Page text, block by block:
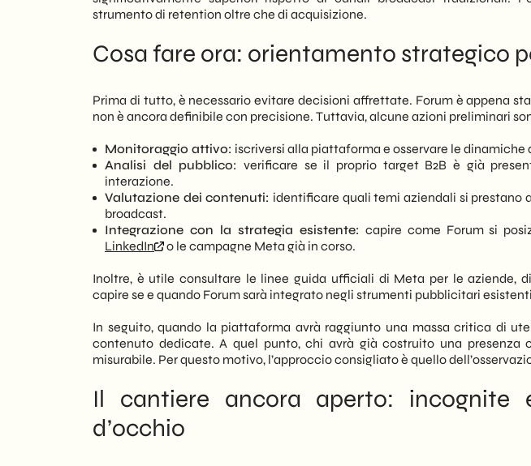
strumento di retention oltre che di acquisizione.
Cosa fare ora: orientamento strategico
Prima di tutto, è necessario evitare decisioni affrettate. Forum è appena
non è ancora definibile con precisione. Tuttavia, alcune azioni preliminari
Monitoraggio attivo: iscriversi alla piattaforma e osservare le
Analisi del pubblico: verificare se il proprio target B2B è già
interazione.
Valutazione dei contenuti: identificare quali temi aziendali si prestano
broadcast.
Integrazione con la strategia esistente: capire come Forum si
LinkedIn
o le campagne Meta già in corso.
Inoltre, è utile consultare le linee guida ufficiali di Meta per le aziende,
capire se e quando Forum sarà integrato negli strumenti pubblicitari
In seguito, quando la piattaforma avrà raggiunto una massa critica di
contenuto dedicate. A quel punto, chi avrà già costruito una presenza
misurabile. Per questo motivo, l’approccio consigliato è quello
Il cantiere ancora aperto: incognite
d’occhio